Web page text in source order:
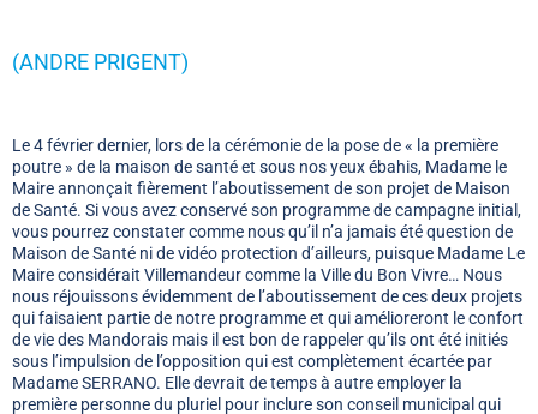
(ANDRE PRIGENT)
Le 4 février dernier, lors de la cérémonie de la pose de « la première
poutre » de la maison de santé et sous nos yeux ébahis, Madame le
Maire annonçait fièrement l’aboutissement de son projet de Maison
de Santé. Si vous avez conservé son programme de campagne initial,
vous pourrez constater comme nous qu’il n’a jamais été question de
Maison de Santé ni de vidéo protection d’ailleurs, puisque Madame Le
Maire considérait Villemandeur comme la Ville du Bon Vivre… Nous
nous réjouissons évidemment de l’aboutissement de ces deux projets
qui faisaient partie de notre programme et qui amélioreront le confort
de vie des Mandorais mais il est bon de rappeler qu’ils ont été initiés
sous l’impulsion de l’opposition qui est complètement écartée par
Madame SERRANO. Elle devrait de temps à autre employer la
première personne du pluriel pour inclure son conseil municipal qui